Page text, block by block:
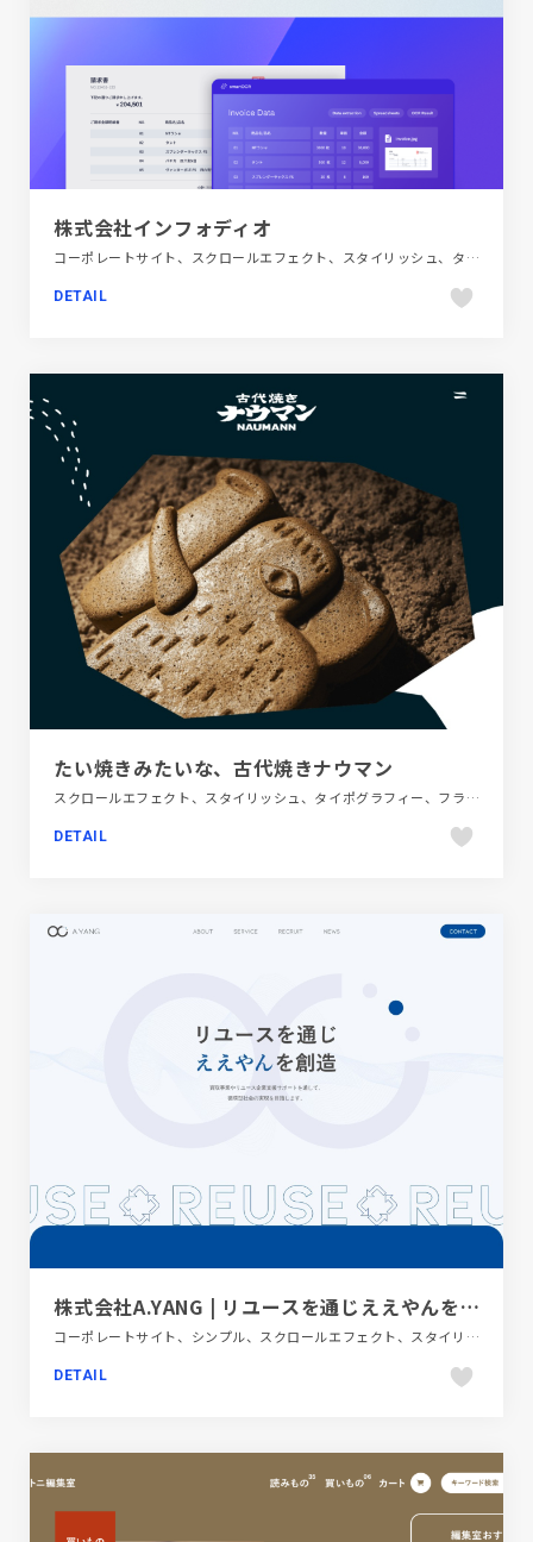
株式会社インフォディオ
コーポレートサイト、スクロールエフェクト、スタイリッシュ、タイポグラフィー、テクノロジー・サイエンス、デザイン・アート・音楽・文芸、ブルー系
DETAIL
たい焼きみたいな、古代焼きナウマン
スクロールエフェクト、スタイリッシュ、タイポグラフィー、フラットデザイン、ブランド・サービスサイト、ブルー系、ポップ、大きめ写真、施設・店舗サイト、飲料・食品、飲食店・グルメ・ウェディング
DETAIL
株式会社A.YANG | リユースを通じええやんを創造
コーポレートサイト、シンプル、スクロールエフェクト、スタイリッシュ、ファッション・ビューティー、ブルー系、ホワイト系、モーション多め、大きめ写真、第一次産業・SDGs・地方創生
DETAIL